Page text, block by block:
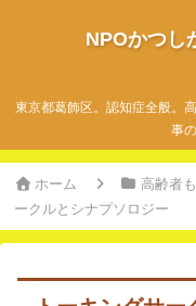
NPOかつし
東京都葛飾区。認知症全般。
事
ホーム 高齢者
ークルとシナプソロジー